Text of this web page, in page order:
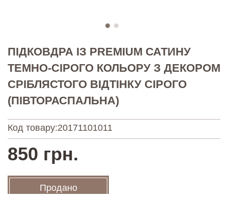
ПІДКОВДРА ІЗ PREMIUM САТИНУ
ТЕМНО-СІРОГО КОЛЬОРУ З ДЕКОРОМ
СРІБЛЯСТОГО ВІДТІНКУ СІРОГО
(ПІВТОРАСПАЛЬНА)
Код товару:20171101011
850 грн.
Продано